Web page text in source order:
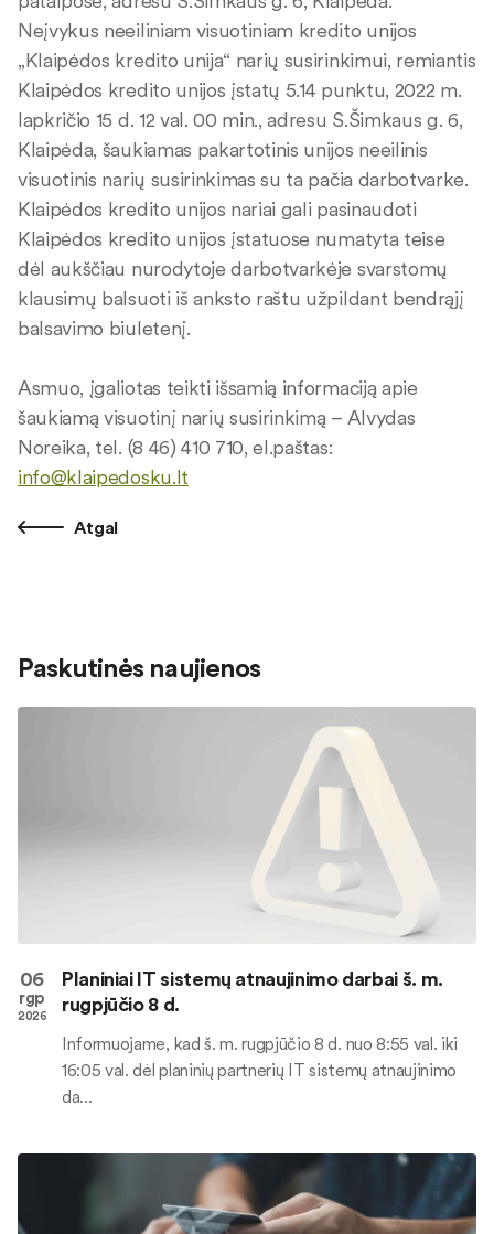
Neįvykus neeiliniam visuotiniam kredito unijos
„Klaipėdos kredito unija“ narių susirinkimui, remiantis
Klaipėdos kredito unijos įstatų 5.14 punktu, 2022 m.
lapkričio 15 d. 12 val. 00 min., adresu S.Šimkaus g. 6,
Klaipėda, šaukiamas pakartotinis unijos neeilinis
visuotinis narių susirinkimas su ta pačia darbotvarke.
Klaipėdos kredito unijos nariai gali pasinaudoti
Klaipėdos kredito unijos įstatuose numatyta teise
dėl aukščiau nurodytoje darbotvarkėje svarstomų
klausimų balsuoti iš anksto raštu užpildant bendrąjį
balsavimo biuletenį.
Asmuo, įgaliotas teikti išsamią informaciją apie
šaukiamą visuotinį narių susirinkimą – Alvydas
Noreika, tel. (8 46) 410 710, el.paštas:
info@klaipedosku.lt
Atgal
Paskutinės naujienos
06
rgp
2026
Planiniai IT sistemų atnaujinimo darbai š. m.
rugpjūčio 8 d.
Informuojame, kad š. m. rugpjūčio 8 d. nuo 8:55 val. iki
16:05 val. dėl planinių partnerių IT sistemų atnaujinimo
da...